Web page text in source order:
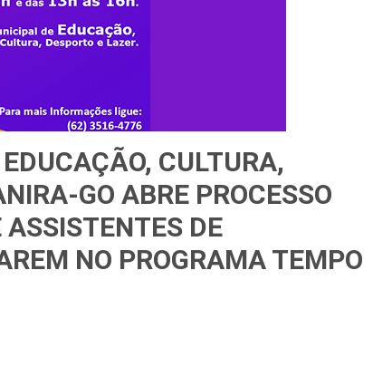
CULTURA,
GO ABRE PROCESSO
DE
NO PROGRAMA TEMPO